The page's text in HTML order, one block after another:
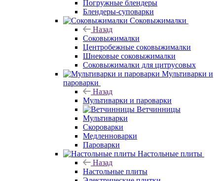
Погружные блендеры
Блендеры-суповарки
Соковыжималки
Назад
Соковыжималки
Центробежные соковыжималки
Шнековые соковыжималки
Соковыжималки для цитрусовых
Мультиварки и
пароварки
Назад
Мультиварки и пароварки
Ветчинницы
Мультиварки
Скороварки
Медленноварки
Пароварки
Настольные плиты
Назад
Настольные плиты